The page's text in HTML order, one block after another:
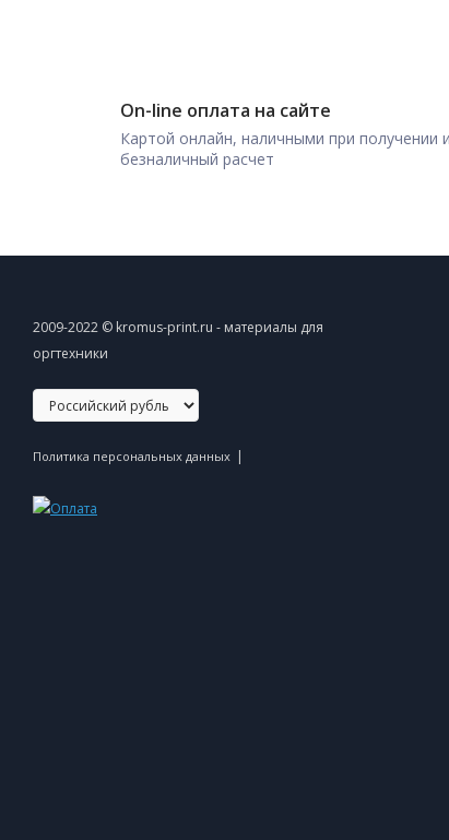
On-line оплата на сайте
Картой онлайн, наличными при получении
безналичный расчет
2009-2022 © kromus-print.ru - материалы для
оргтехники
Политика персональных данных |